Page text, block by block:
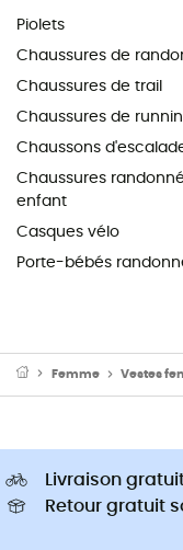
Piolets
Chaussures de
Chaussures de trail
Chaussures de
Chaussons
Chaussures
enfant
Casques vélo
Porte-bébés
Femme Vestes
Livraison
Retour gratuit